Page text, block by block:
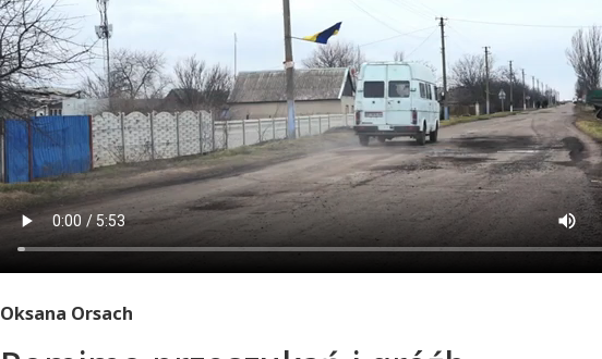
Oksana Orsach